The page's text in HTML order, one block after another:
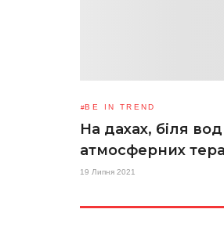
BE IN TREND
На дахах, біля
атмосферних
19 Липня 2021